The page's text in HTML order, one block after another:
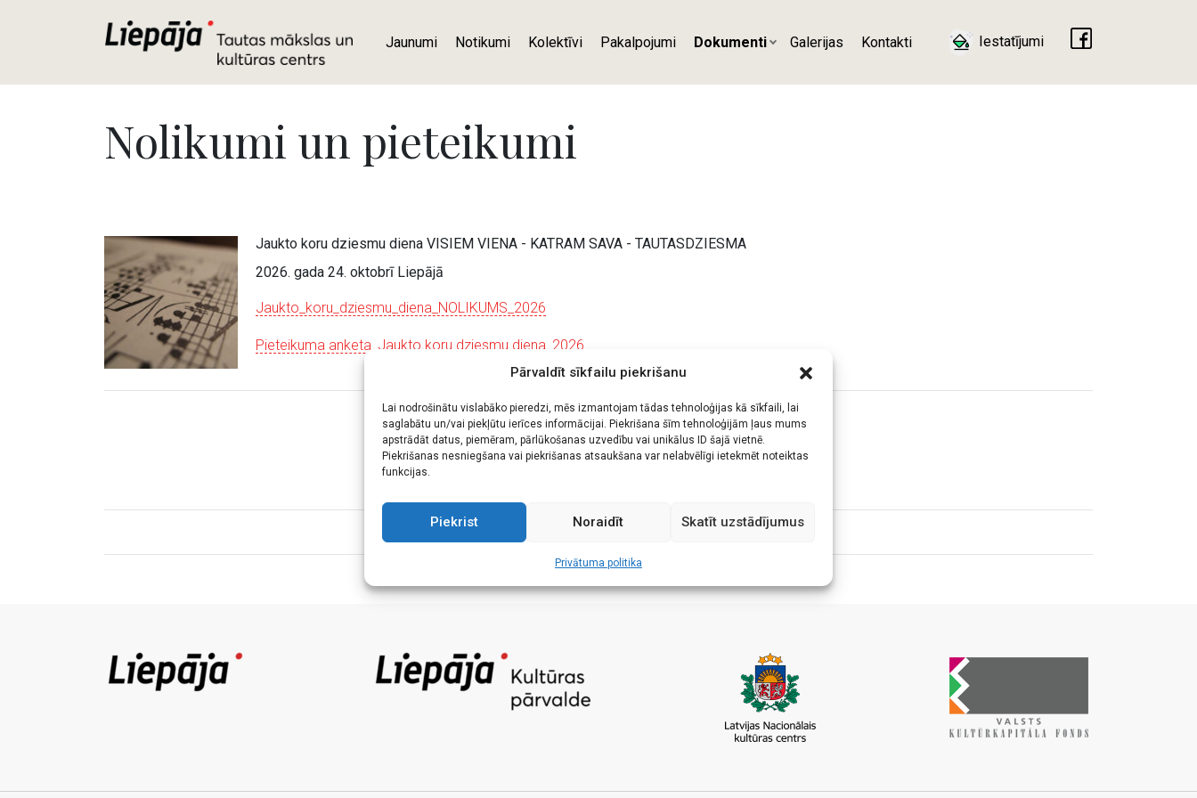
Pārvaldīt sīkfailu piekrišanu
Lai nodrošinātu vislabāko pieredzi, mēs izmantojam tādas tehnoloģijas kā sīkfaili, lai
saglabātu un/vai piekļūtu ierīces informācijai. Piekrišana šīm tehnoloģijām ļaus mums
apstrādāt datus, piemēram, pārlūkošanas uzvedību vai unikālus ID šajā vietnē.
Piekrišanas nesniegšana vai piekrišanas atsaukšana var nelabvēlīgi ietekmēt noteiktas
funkcijas.
Piekrist Noraidīt Skatīt uzstādījumus
Privātuma politika
Jaunumi Notikumi Kolektīvi Pakalpojumi Dokumenti Galerijas Kontakti Iestatījumi
Nolikumi un pieteikumi
Jaukto koru dziesmu diena VISIEM VIENA - KATRAM SAVA - TAUTASDZIESMA
2026. gada 24. oktobrī Liepājā
Jaukto_koru_dziesmu_diena_NOLIKUMS_2026
Pieteikuma anketa_Jaukto koru dziesmu diena_2026